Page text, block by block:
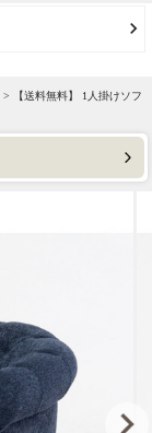
> 【送料無料】 1人掛けソフ